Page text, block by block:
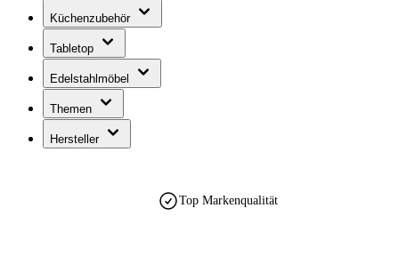
Küchenzubehör
Tabletop
Edelstahlmöbel
Themen
Hersteller
est. 1990